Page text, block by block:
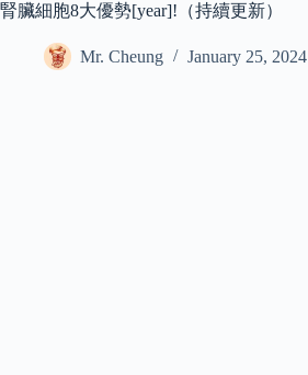
腎臟細胞8大優勢[year]!（持續更新）
Mr. Cheung January 25, 2024